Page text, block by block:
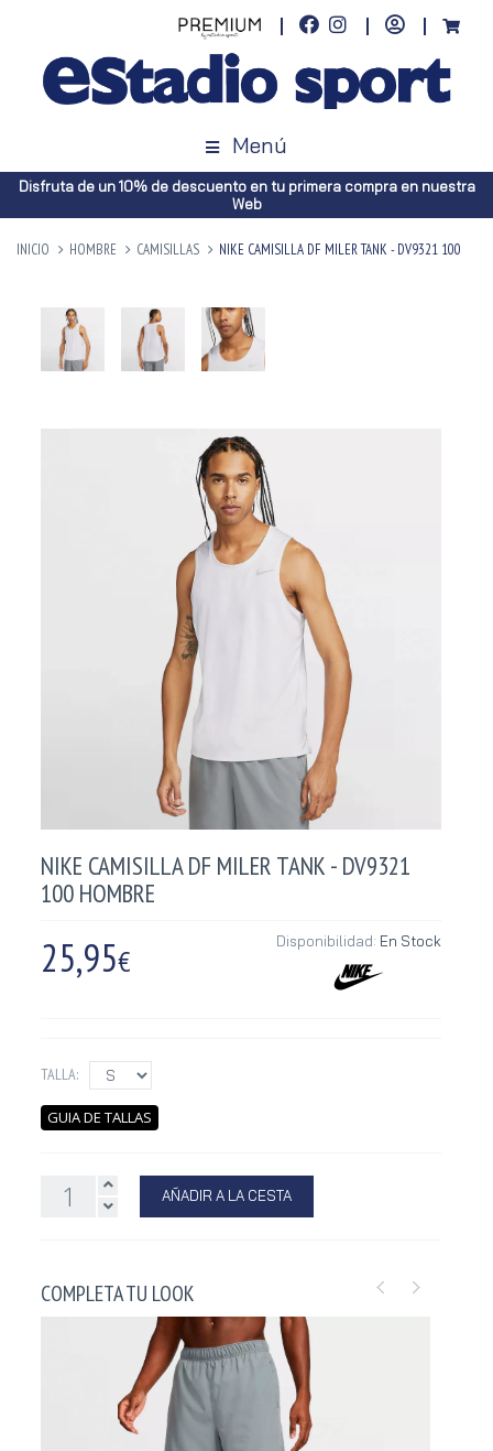
Menú
Disfruta de un 10% de descuento en tu primera compra en nuestra
Web
INICIO HOMBRE CAMISILLAS NIKE CAMISILLA DF MILER TANK - DV9321 100
NIKE CAMISILLA DF MILER TANK - DV9321
100 HOMBRE
25,95€
Disponibilidad: En Stock
TALLA:
GUIA DE TALLAS
AÑADIR A LA CESTA
COMPLETA TU LOOK